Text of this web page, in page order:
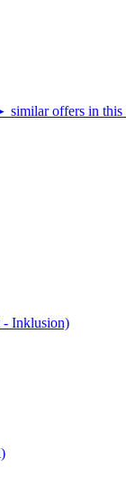
similar offers in this
- Inklusion)